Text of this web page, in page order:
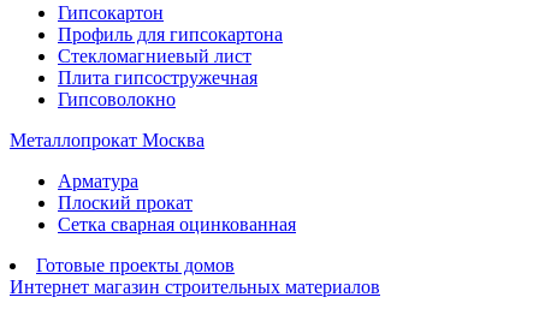
Гипсокартон
Профиль для гипсокартона
Стекломагниевый лист
Плита гипсостружечная
Гипсоволокно
Металлопрокат Москва
Арматура
Плоский прокат
Сетка сварная оцинкованная
Готовые проекты домов
Интернет магазин строительных материалов